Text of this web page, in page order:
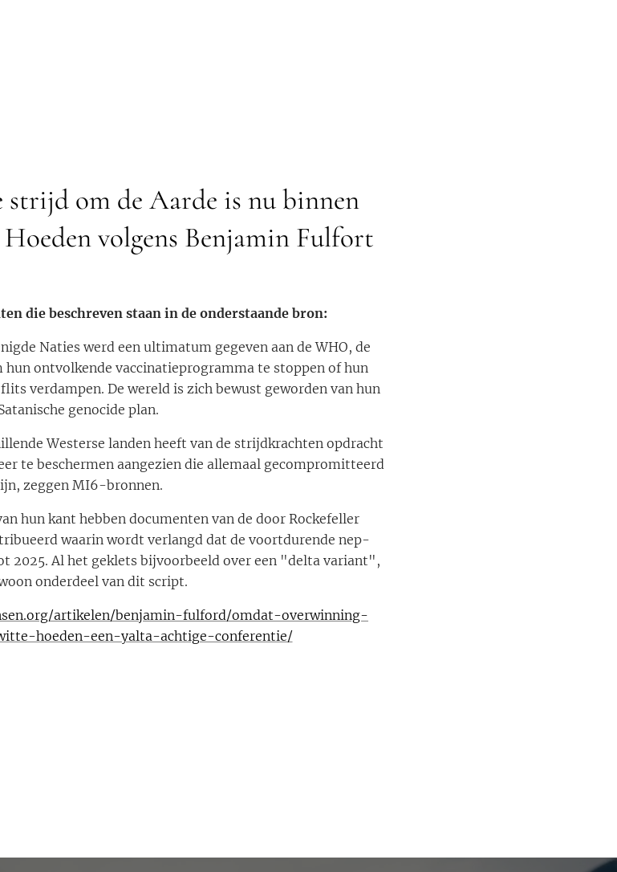
om de Aarde is nu binnen
volgens Benjamin Fulfort
die beschreven staan in de onderstaande bron:
Naties werd een ultimatum gegeven aan de WHO, de
hun ontvolkende vaccinatieprogramma te stoppen of hun
verdampen. De wereld is zich bewust geworden van hun
genocide plan.
Westerse landen heeft van de strijdkrachten opdracht
te beschermen aangezien die allemaal gecompromitteerd
zeggen MI6-bronnen.
hun kant hebben documenten van de door Rockefeller
waarin wordt verlangd dat de voortdurende nep-
2025. Al het geklets bijvoorbeeld over een "delta variant",
onderdeel van dit script.
artikelen/benjamin-fulford/omdat-overwinning-
hoeden-een-yalta-achtige-conferentie/